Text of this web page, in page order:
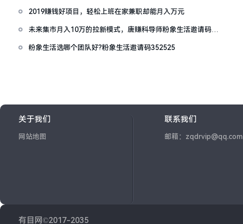
2019赚钱好项目，轻松上班在家兼职却能月入万元
未来集市月入10万的拉新模式，唐赚科导师粉象生活邀请码
粉象生活选哪个团队好?粉象生活邀请码352525
关于我们
网站地图
联系我们
邮箱：zqdrvip@qq.com
有目网©2017-2035